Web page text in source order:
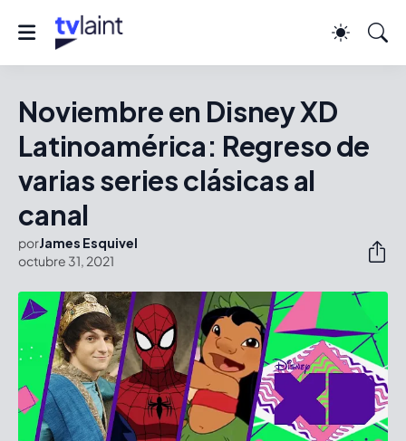
Noviembre en Disney XD
Latinoamérica: Regreso de
varias series clásicas al
canal
porJames Esquivel
octubre 31, 2021